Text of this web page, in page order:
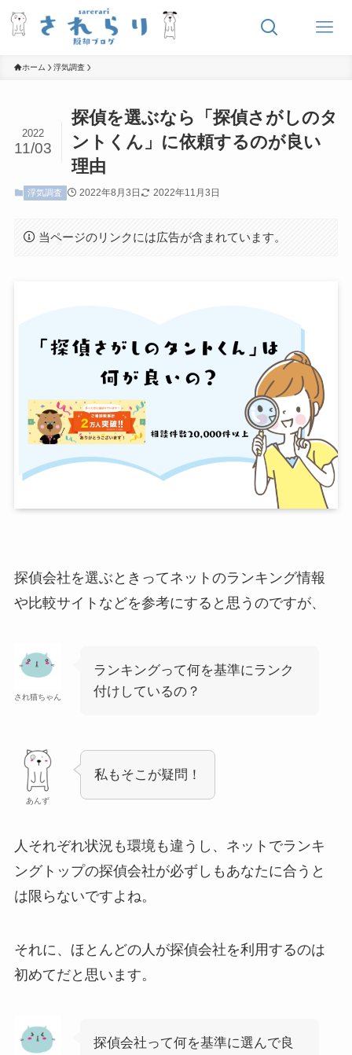
ホーム 浮気調査
探偵を選ぶなら「探偵さがしのタ
ントくん」に依頼するのが良い
理由
2022
11/03
浮気調査 2022年8月3日 2022年11月3日
当ページのリンクには広告が含まれています。
探偵会社を選ぶときってネットのランキング情報
や比較サイトなどを参考にすると思うのですが、
され猫ちゃん
ランキングって何を基準にランク
付けしているの？
あんず
私もそこが疑問！
人それぞれ状況も環境も違うし、ネットでランキ
ングトップの探偵会社が必ずしもあなたに合うと
は限らないですよね。
それに、ほとんどの人が探偵会社を利用するのは
初めてだと思います。
探偵会社って何を基準に選んで良